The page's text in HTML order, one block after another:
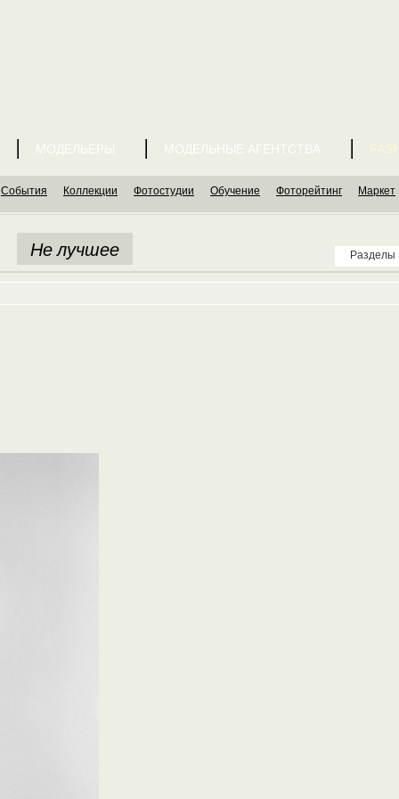
МОДЕЛЬЕРЫ МОДЕЛЬНЫЕ АГЕНТСТВА
События Коллекции Фотостудии Обучение Фоторейтинг Маркет
Разделы
Не лучшее